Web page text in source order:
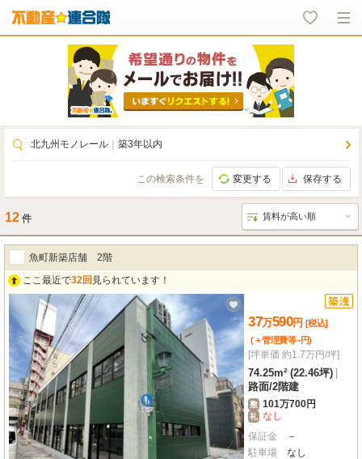
北九州モノレール 築3年以内
この検索条件を 変更する 保存する
12 件
魚町新築店舗 2階
ここ最近で32回 見られています！
37万590円 [税込]
(＋管理費等-円)
[坪単価 約1.7万円/坪]
74.25m² (22.46坪)
路面/2階建
敷 101万700円
礼 なし
保証金
－
駐車場
なし